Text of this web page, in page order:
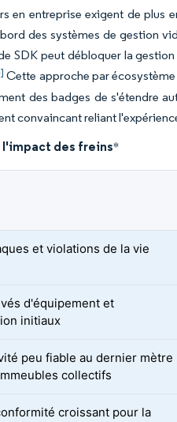
en entreprise exigent de plus
des systèmes de gestion
SDK peut débloquer la
Cette approche par écosystème
des badges de s'étendre
convaincant reliant
l'impact des freins*
et violations de la vie
d'équipement et
initiaux
peu fiable au dernier mètre
collectifs
croissant pour la